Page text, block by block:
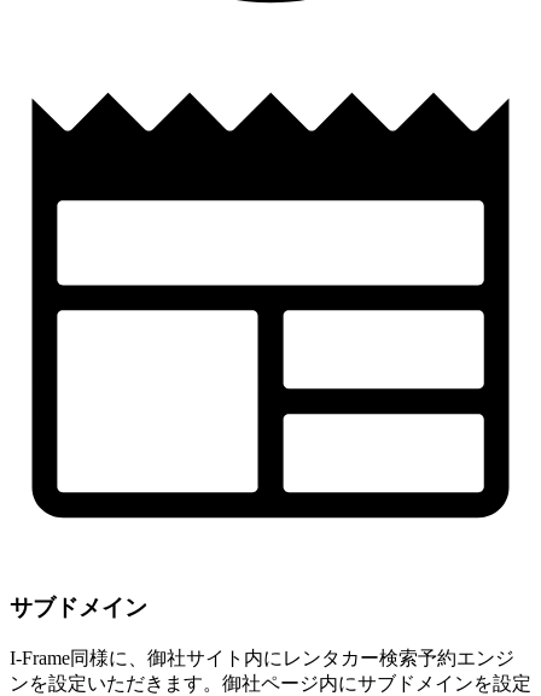
サブドメイン
I-Frame同様に、御社サイト内にレンタカー検索予約エンジ
ンを設定いただきます。御社ページ内にサブドメインを設定